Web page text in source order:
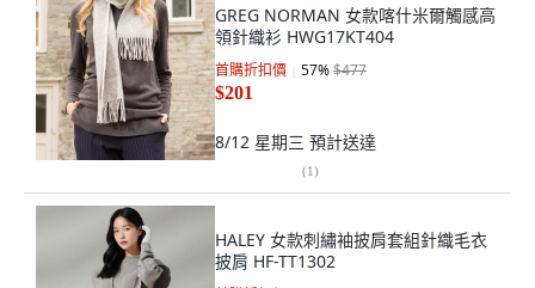
GREG NORMAN 女款喀什米爾觸感高
領針織衫 HWG17KT404
首購折扣價 57%$477
$201
8/12 星期三 預計送達
(1)
HALEY 女款刺繡袖披肩套組針織毛衣
披肩 HF-TT1302